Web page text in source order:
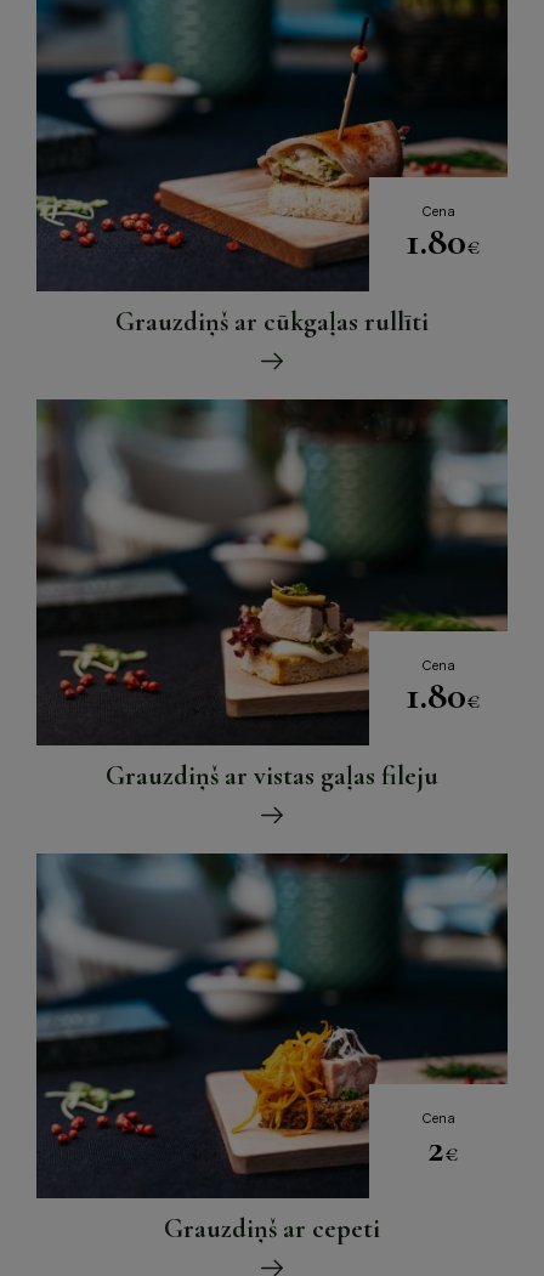
Cena
1.80€
Grauzdiņš ar cūkgaļas rullīti
Cena
1.80€
Grauzdiņš ar vistas gaļas fileju
Cena
2€
Grauzdiņš ar cepeti